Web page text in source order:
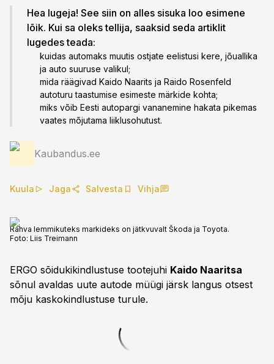
Hea lugeja! See siin on alles sisuka loo esimene
lõik. Kui sa oleks tellija, saaksid seda artiklit
lugedes teada:
kuidas automaks muutis ostjate eelistusi kere, jõuallika
ja auto suuruse valikul;
mida räägivad Kaido Naarits ja Raido Rosenfeld
autoturu taastumise esimeste märkide kohta;
miks võib Eesti autopargi vananemine hakata pikemas
vaates mõjutama liiklusohutust.
Kaubandus.ee
Kuula Jaga Salvesta Vihja
Rahva lemmikuteks markideks on jätkvuvalt Škoda ja Toyota.
Foto: Liis Treimann
ERGO sõidukikindlustuse tootejuhi Kaido Naaritsa
sõnul avaldas uute autode müügi järsk langus otsest
mõju kaskokindlustuse turule.